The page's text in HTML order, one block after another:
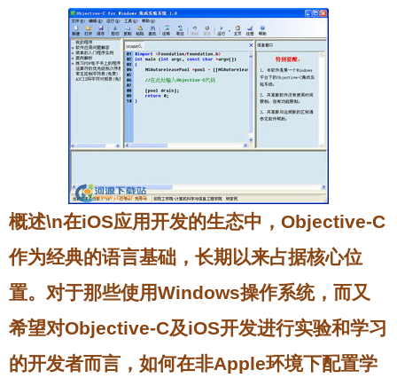
概述\n在iOS应用开发的生态中，Objective-C
作为经典的语言基础，长期以来占据核心位
置。对于那些使用Windows操作系统，而又
希望对Objective-C及iOS开发进行实验和学习
的开发者而言，如何在非Apple环境下配置学